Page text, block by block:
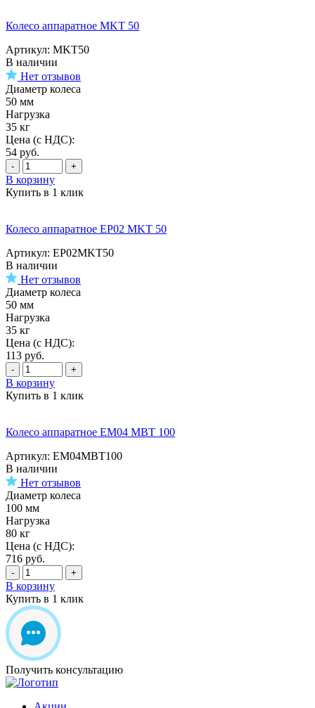
Колесо аппаратное MKT 50
Артикул: MKT50
В наличии
Нет отзывов
Диаметр колеса
50 мм
Нагрузка
35 кг
Цена (с НДС):
54 руб.
- +
В корзину
Купить в 1 клик
Колесо аппаратное EP02 MKT 50
Артикул: EP02MKT50
В наличии
Нет отзывов
Диаметр колеса
50 мм
Нагрузка
35 кг
Цена (с НДС):
113 руб.
- +
В корзину
Купить в 1 клик
Колесо аппаратное EM04 MBT 100
Артикул: EM04MBT100
В наличии
Нет отзывов
Диаметр колеса
100 мм
Нагрузка
80 кг
Цена (с НДС):
716 руб.
- +
В корзину
Купить в 1 клик
Получить консультацию